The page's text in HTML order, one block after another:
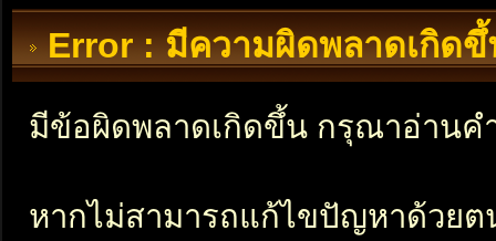
Error : มีความผิดพลาดเกิดขึ้
มีข้อผิดพลาดเกิดขึ้น กรุณาอ่านค
หากไม่สามารถแก้ไขปัญหาด้วย